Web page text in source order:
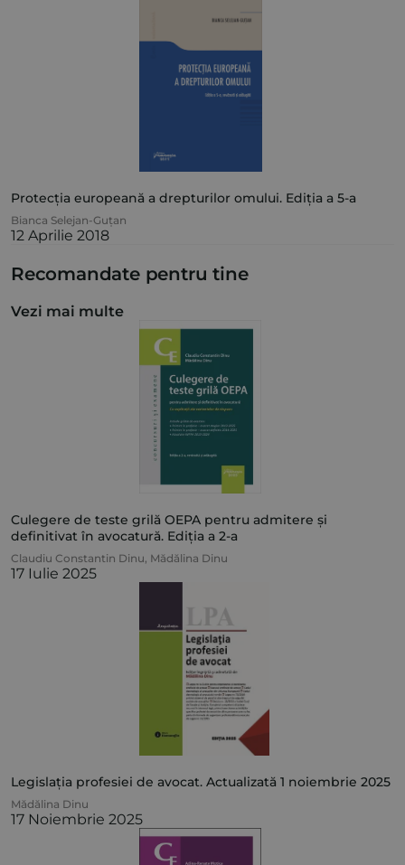
Protecția europeană a drepturilor omului. Ediția a 5-a
Bianca Selejan-Guțan
12 Aprilie 2018
Recomandate pentru tine
Vezi mai multe
Culegere de teste grilă OEPA pentru admitere și
definitivat în avocatură. Ediția a 2-a
Claudiu Constantin Dinu, Mădălina Dinu
17 Iulie 2025
Legislația profesiei de avocat. Actualizată 1 noiembrie 2025
Mădălina Dinu
17 Noiembrie 2025